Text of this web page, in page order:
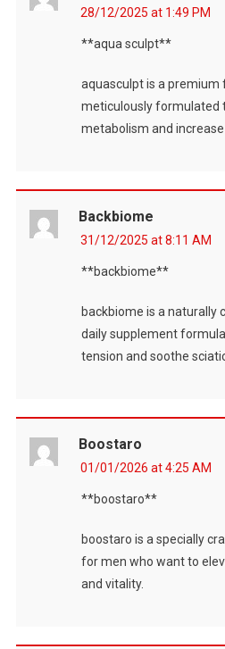
28/12/2025 at 1:49 PM
**aqua sculpt**
aquasculpt is a
meticulously formulated
metabolism and
Backbiome
31/12/2025 at 8:11 AM
**backbiome**
backbiome is a naturally
daily supplement
tension and soothe
Boostaro
01/01/2026 at 4:25 AM
**boostaro**
boostaro is a specially
for men who want to
and vitality.